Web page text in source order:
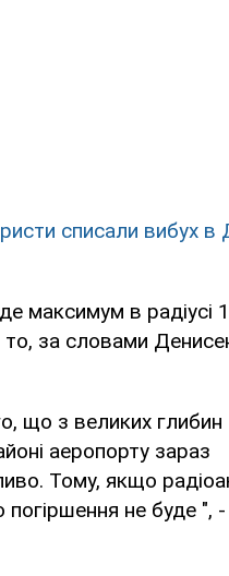
списали вибух в
максимум в радіусі
то, за словами
що з великих глибин
аеропорту зараз
Тому, якщо
не буде ", -